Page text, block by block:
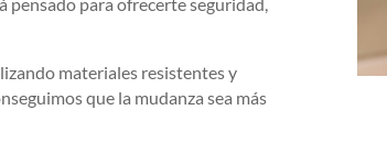
materiales resistentes y
que la mudanza sea más